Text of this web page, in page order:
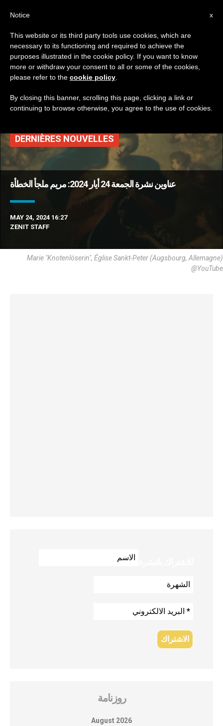
TAG
Posts Tagged ‘صليب
الفرح’
DERNIÈRES NOUVELLES
عناوين نشرة الجمعة 24 أيار 2024: مريم ملجأ الخطأة
MAY 24, 2024 16:27
ZENIT STAFF
Marie "Knotenlöserin", Église Sankt-Peter (Augsbourg, Allemagne)
@YouTube
روزنامة
August 2026
x
Notice
This website or its third party tools use cookies, which are
necessary to its functioning and required to achieve the
purposes illustrated in the cookie policy. If you want to know
more or withdraw your consent to all or some of the cookies,
please refer to the cookie policy
By closing this banner, scrolling this page, clicking a link or
continuing to browse otherwise, you agree to the use of cookies.